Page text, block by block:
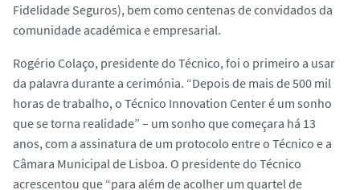
Fidelidade Seguros), bem como centenas de convidados da
comunidade académica e empresarial.
Rogério Colaço, presidente do Técnico, foi o primeiro a usar
da palavra durante a cerimónia. “Depois de mais de 500 mil
horas de trabalho, o Técnico Innovation Center é um sonho
que se torna realidade” – um sonho que começara há 13
anos, com a assinatura de um protocolo entre o Técnico e a
Câmara Municipal de Lisboa. O presidente do Técnico
acrescentou que “para além de acolher um quartel de